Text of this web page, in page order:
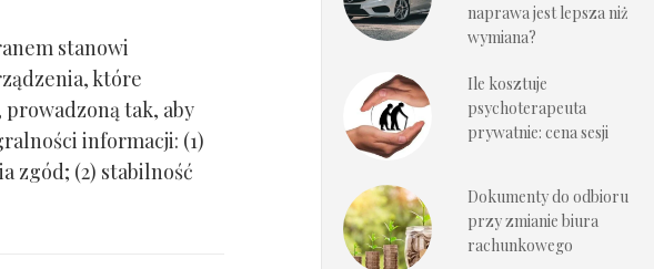
stanowi
które
tak, aby
informacji: (1)
zgód; (2) stabilność
naprawa jest lepsza niż
wymiana?
Ile kosztuje
psychoterapeuta
prywatnie: cena sesji
Dokumenty do odbioru
przy zmianie biura
rachunkowego